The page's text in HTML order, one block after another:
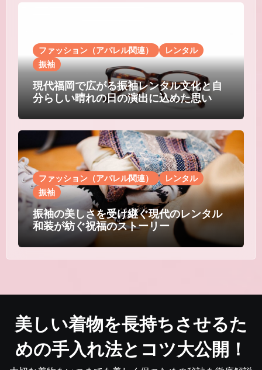
ファッション（アパレル関連）
レンタル
振袖
現代福岡で広がる振袖レンタル文化と自
分らしい晴れの日の演出に込めた思い
ファッション（アパレル関連）
レンタル
振袖
振袖の美しさを受け継ぐ現代のレンタル
和装が紡ぐ祝福のストーリー
美しい着物を長持ちさせるた
めの手入れ法とコツ大公開！